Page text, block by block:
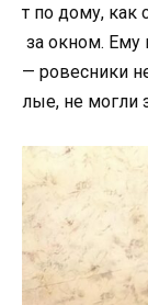
т по дому, как
за окном. Ему
— ровесники
лые, не могли